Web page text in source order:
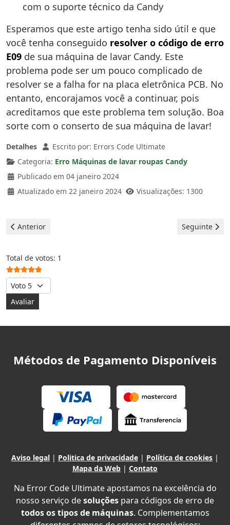
com o suporte técnico da Candy
Esperamos que este artigo tenha sido útil e que
você tenha conseguido resolver o código de erro
E09 de sua máquina de lavar Candy. Este
problema pode ser um pouco complicado de
resolver se a falha for na placa eletrônica PCB. No
entanto, encorajamos você a continuar, pois
acreditamos que este problema tem solução. Boa
sorte com o conserto de sua máquina de lavar!
Detalhes Escrito por: Errors Code Ultimate
Categoria: Erro Máquinas de lavar roupas Candy
Publicado em 04 janeiro 2024
Atualizado em 22 janeiro 2024
Visualizações: 1300
Artigo anterior: Candy Máquinas de lavar roupas - erro E11
Anterior Artigo
Seguinte
Votos do utilizador:
Total de votos: 1
Avalie, por favor
Métodos de Pagamento Disponíveis
Aviso legal | Politica de privacidade | Política de cookies |
Mapa da Web | Contato
Na Error Code Ultimate apostamos na excelência do
nosso serviço desoluções para códigos de erro de
todos os tipos de máquinas. Complementamos